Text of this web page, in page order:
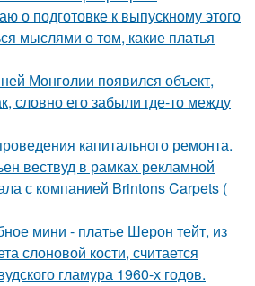
о подготовке к выпускному этого
мыслями о том, какие платья
Монголии появился объект,
словно его забыли где-то между
капитального ремонта.
вествуд в рамках рекламной
с компанией Brintons Carpets (
мини - платье Шерон тейт, из
слоновой кости, считается
гламура 1960-х годов.